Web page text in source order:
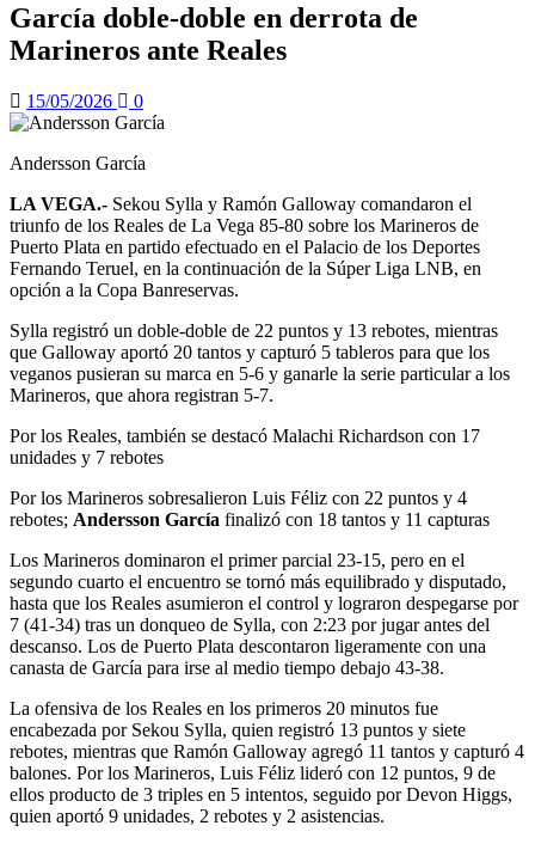
García doble-doble en derrota de
Marineros ante Reales
15/05/2026 0
Andersson García
LA VEGA.- Sekou Sylla y Ramón Galloway comandaron el
triunfo de los Reales de La Vega 85-80 sobre los Marineros de
Puerto Plata en partido efectuado en el Palacio de los Deportes
Fernando Teruel, en la continuación de la Súper Liga LNB, en
opción a la Copa Banreservas.
Sylla registró un doble-doble de 22 puntos y 13 rebotes, mientras
que Galloway aportó 20 tantos y capturó 5 tableros para que los
veganos pusieran su marca en 5-6 y ganarle la serie particular a los
Marineros, que ahora registran 5-7.
Por los Reales, también se destacó Malachi Richardson con 17
unidades y 7 rebotes
Por los Marineros sobresalieron Luis Féliz con 22 puntos y 4
rebotes; Andersson García finalizó con 18 tantos y 11 capturas
Los Marineros dominaron el primer parcial 23-15, pero en el
segundo cuarto el encuentro se tornó más equilibrado y disputado,
hasta que los Reales asumieron el control y lograron despegarse por
7 (41-34) tras un donqueo de Sylla, con 2:23 por jugar antes del
descanso. Los de Puerto Plata descontaron ligeramente con una
canasta de García para irse al medio tiempo debajo 43-38.
La ofensiva de los Reales en los primeros 20 minutos fue
encabezada por Sekou Sylla, quien registró 13 puntos y siete
rebotes, mientras que Ramón Galloway agregó 11 tantos y capturó 4
balones. Por los Marineros, Luis Féliz lideró con 12 puntos, 9 de
ellos producto de 3 triples en 5 intentos, seguido por Devon Higgs,
quien aportó 9 unidades, 2 rebotes y 2 asistencias.